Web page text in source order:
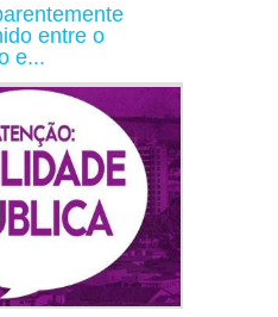
entre o
e...